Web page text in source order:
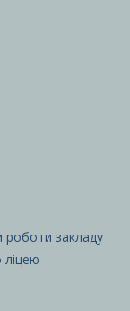
роботи закладу
ліцею